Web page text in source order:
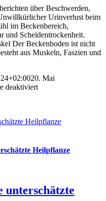
über Beschwerden,
Urinverlust beim
im Beckenbereich,
und Scheidentrockenheit.
Der Beckenboden ist nicht
aus Muskeln, Faszien und
20. Mai
deaktiviertfür
den
Heilpflanze
Heilpflanze
unterschätzte